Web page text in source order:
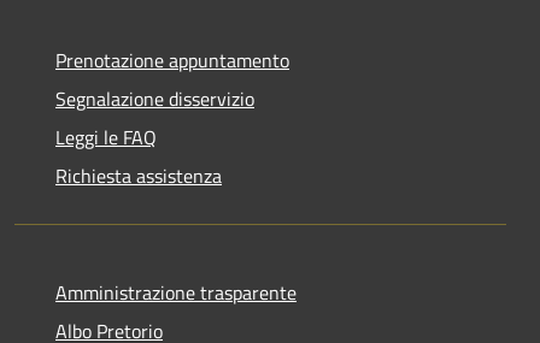
Prenotazione appuntamento
Segnalazione disservizio
Leggi le FAQ
Richiesta assistenza
Amministrazione trasparente
Albo Pretorio